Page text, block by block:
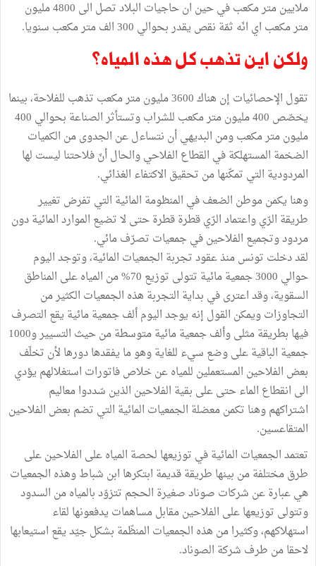
ملايين متر مكعب في حين ان حاجيات البلاد تصل الى 4800 مليون
متر مكعب اي انّه ثمّة نقص يقدر بحوالي 300 الف متر مكعب سنويا.
ولكن اين تذهب كل هذه المياه؟
تقول الإحصائيات إن هناك 3600 مليون متر مكعب تذهب للفلاحة، بينما
يخصّص 400 مليون متر مكعب للشراب وتستأثر الصناعة بحوالي 400
مليون متر مكعب ومن البديهي أن نتساءل عن الجدوى من الكميات
الضخمة المستهلكة في القطاع الفلاحي والحال أنّ فلاحتنا ليست لها
المردودية التي تمكّنها من تحقيق الاكتفاء الغذائي.
وهنا يكمن موطن الضعف في المنظومة المائية التي تفرض تغيير
طريقة الرّي واعتماد الرّي قطرة قطرة حتى لا تضيع الموارد المائية دون
مردود وتجميع الفلاحين في جمعيات تصرّف مائي.
لقد دخلت تونس منذ عقود تجربة الجمعيات المائية، وتوجد اليوم
حوالي 3000 جمعية مائية تتولى توزيع 70% من المياه على المناطق
السقوية، وقد اعترى في بداية التجربة هذه الجمعيات الكثير من
التجاوزات ويمكن القول إنه يوجد اليوم ألف جمعية مائية يقع التصرف
فيها بطريقة مثلى وألف جمعية مائية متوسطة من حيث التسيير و1000
جمعية الباقية على وضع سيء للغاية وهو ما يفقدها دورها لأن تخلّف
بعض الفلاحين المستعملين للمياه عن خلاص فاتورات استغلالهم يؤدي
الى انقطاع الماء حتى على بقية الفلاحين الذين سّددوا معاليم
اشتراكهم وهنا تكمن معضلة الجمعيات المائية التي تضم بعض الفلاحين
المتقاعسين.
تعتمد الجمعيات المائية في توزيعها لحصة المياه على الفلاحين على
طرق مختلفة من بينها طريقة قديمة ابتكرها ابن شباط وهذه الجمعيات
هي عبارة عن شركات صوناد صغيرة الحجم تتزوّد بالمياه من السدود
وتتولى توزيعها على الفلاحين مقابل مساهمات يدفعونها لقاء
استهلاكهم، وكثيرا من هذه الجمعيات المنظّمة بشكل جيّد يقع استيعابها
لاحقا من طرف شركة الصوناد.